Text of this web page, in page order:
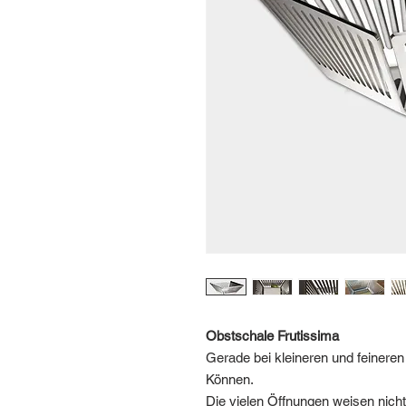
Obstschale Frutissima
Gerade bei kleineren und
Können.
Die vielen Öffnungen weisen